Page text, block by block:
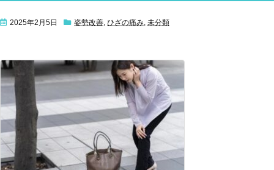
2025年2月5日 姿勢改善 ひざの痛み 未分類